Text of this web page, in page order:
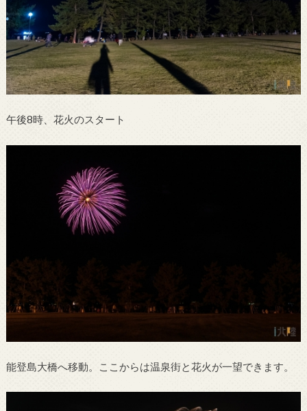
午後8時、花火のスタート
能登島大橋へ移動。ここからは温泉街と花火が一望できます。